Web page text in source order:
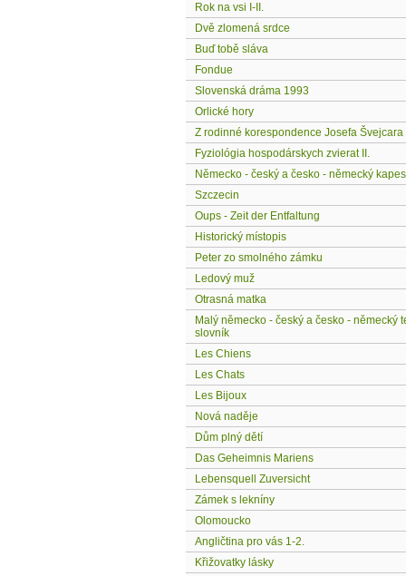
Rok na vsi I-II.
Dvě zlomená srdce
Buď tobě sláva
Fondue
Slovenská dráma 1993
Orlické hory
Z rodinné korespondence Josefa Švejcara
Fyziológia hospodárskych zvierat II.
Německo - český a česko - německý
Szczecin
Oups - Zeit der Entfaltung
Historický místopis
Peter zo smolného zámku
Ledový muž
Otrasná matka
Malý německo - český a česko - německý
slovník
Les Chiens
Les Chats
Les Bijoux
Nová naděje
Dům plný dětí
Das Geheimnis Mariens
Lebensquell Zuversicht
Zámek s lekníny
Olomoucko
Angličtina pro vás 1-2.
Křižovatky lásky